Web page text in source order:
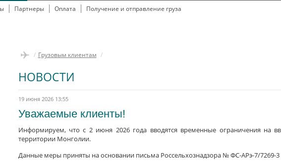
Партнеры Оплата Получение и отправление груза
/ Грузовым клиентам /
НОВОСТИ
19 июня 2026 13:55
Уважаемые клиенты!
Информируем, что с 2 июня 2026 года вводятся временные ограничения на
территории Монголии.
Данные меры приняты на основании письма Россельхознадзора № ФС-АРэ-7/7269-3